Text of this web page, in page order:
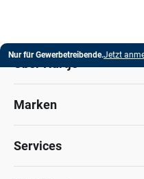
Nur für Gewerbetreibende.Jetzt
Marken
Services